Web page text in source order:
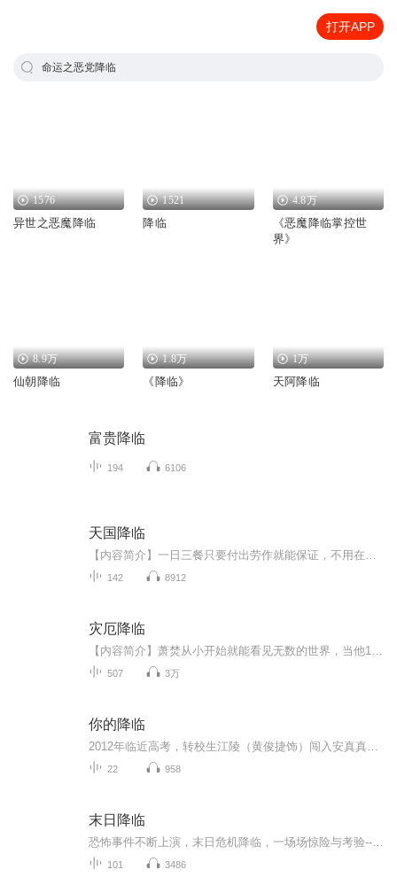
打开APP
命运之恶党降临
1576
异世之恶魔降临
1521
降临
4.8万
《恶魔降临掌控世
界》
8.9万
仙朝降临
1.8万
《降临》
1万
天阿降临
富贵降临
194 6106
天国降临
142 8912
灾厄降临
507 3万
你的降临
22 958
末日降临
101 3486